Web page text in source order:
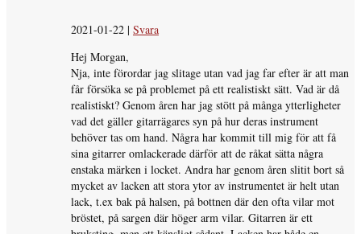
2021-01-22 | Svara
Hej Morgan,
Nja, inte förordar jag slitage utan vad jag far efter är att man
får försöka se på problemet på ett realistiskt sätt. Vad är då
realistiskt? Genom åren har jag stött på många ytterligheter
vad det gäller gitarrägares syn på hur deras instrument
behöver tas om hand. Några har kommit till mig för att få
sina gitarrer omlackerade därför att de råkat sätta några
enstaka märken i locket. Andra har genom åren slitit bort så
mycket av lacken att stora ytor av instrumentet är helt utan
lack, t.ex bak på halsen, på bottnen där den ofta vilar mot
bröstet, på sargen där höger arm vilar. Gitarren är ett